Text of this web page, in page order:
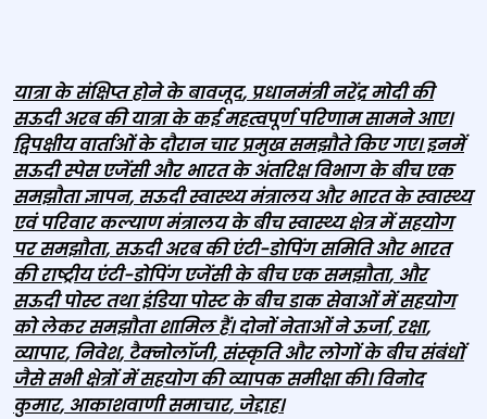
यात्रा के संक्षिप्त होने के बावजूद, प्रधानमंत्री नरेंद्र मोदी की
सऊदी अरब की यात्रा के कई महत्वपूर्ण परिणाम सामने आए।
द्विपक्षीय वार्ताओं के दौरान चार प्रमुख समझौते किए गए। इनमें
सऊदी स्पेस एजेंसी और भारत के अंतरिक्ष विभाग के बीच एक
समझौता ज्ञापन, सऊदी स्वास्थ्य मंत्रालय और भारत के स्वास्थ्य
एवं परिवार कल्याण मंत्रालय के बीच स्वास्थ्य क्षेत्र में सहयोग
पर समझौता, सऊदी अरब की एंटी-डोपिंग समिति और भारत
की राष्ट्रीय एंटी-डोपिंग एजेंसी के बीच एक समझौता, और
सऊदी पोस्ट तथा इंडिया पोस्ट के बीच डाक सेवाओं में सहयोग
को लेकर समझौता शामिल हैं। दोनों नेताओं ने ऊर्जा,रक्षा,
व्यापार, निवेश, टैक्‍नोलॉजी, संस्कृति और लोगों के बीच संबंधों
जैसे सभी क्षेत्रों में सहयोग की व्यापक समीक्षा की। विनोद
कुमार, आकाशवाणी समाचार, जेद्दाह।